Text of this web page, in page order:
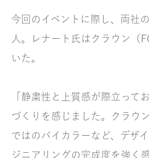
今回のイベントに際し、両社
人。レナート氏はクラウン（
いた。
「静粛性と上質感が際立って
づくりを感じました。クラウ
ではのバイカラーなど、デザ
ジニアリングの完成度を強く